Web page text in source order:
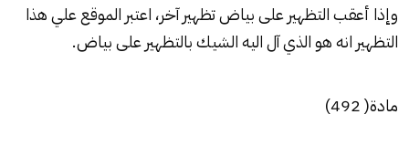
وإذا أعقب التظهير على بياض تظهير آخر، اعتبر الموقع علي هذا
التظهير انه هو الذي آل اليه الشيك بالتظهير على بياض.
مادة( 492)